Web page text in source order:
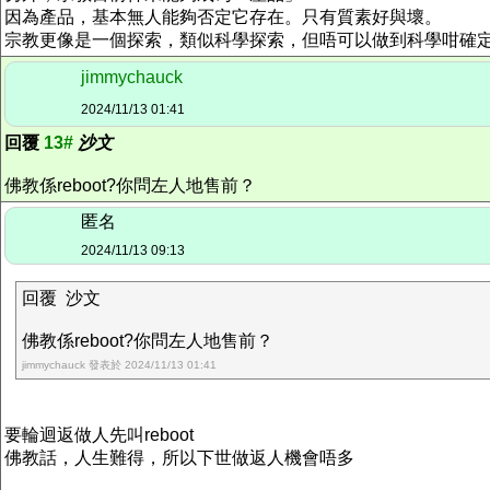
因為產品，基本無人能夠否定它存在。只有質素好與壞。
宗教更像是一個探索，類似科學探索，但唔可以做到科學咁確
jimmychauck
2024/11/13 01:41
回覆 13# 沙文
佛教係reboot?你問左人地售前？
匿名
2024/11/13 09:13
回覆 沙文
佛教係reboot?你問左人地售前？
jimmychauck 發表於 2024/11/13 01:41
要輪迴返做人先叫reboot
佛教話，人生難得，所以下世做返人機會唔多